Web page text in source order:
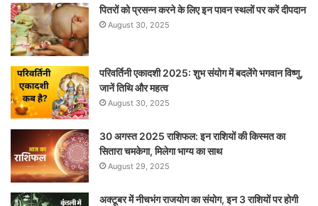
पितरों को प्रसन्न करने के लिए इन पावन स्थलों पर करें दीपदान
August 30, 2025
परिवर्तिनी एकादशी 2025: शुभ संयोग में बदलेंगे भगवान विष्णु,
जानें तिथि और महत्व
August 30, 2025
30 अगस्त 2025 राशिफल: इन राशियों की किस्मत का
सितारा चमकेगा, मिलेगा भाग्य का साथ
August 29, 2025
अक्टूबर में नीचभंग राजयोग का संयोग, इन 3 राशियों पर होगी